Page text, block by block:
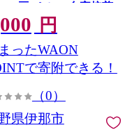
ー豆 ペルー 自家焙煎
豆 中深煎り 伊那 長野
ふるさと納税【009-
円
ったWAON
で寄附できる！
（0）
県伊那市